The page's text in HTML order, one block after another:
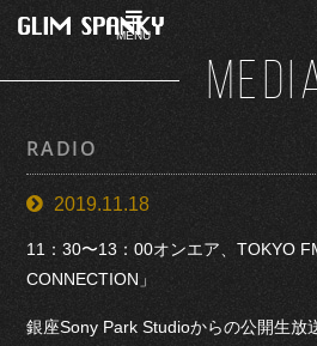
MENU
RADIO
2019.11.18
11：30〜13：00オンエア、TOKYO
CONNECTION」
銀座Sony Park Studioからの公開生放